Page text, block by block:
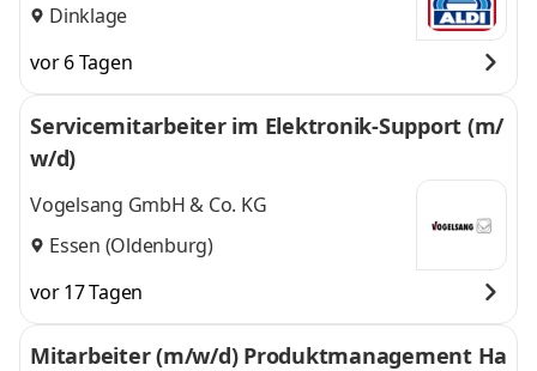
Dinklage
vor 6 Tagen
Servicemitarbeiter im Elektronik-Support (m/
w/d)
Vogelsang GmbH & Co. KG
Essen (Oldenburg)
vor 17 Tagen
Mitarbeiter (m/w/d) Produktmanagement Ha